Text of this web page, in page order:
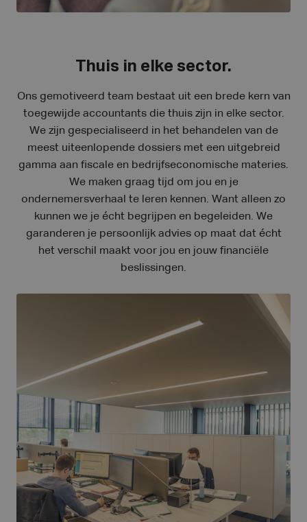
Thuis in elke sector.
Ons gemotiveerd team bestaat uit een brede kern van
toegewijde accountants die thuis zijn in elke sector.
We zijn gespecialiseerd in het behandelen van de
meest uiteenlopende dossiers met een uitgebreid
gamma aan fiscale en bedrijfseconomische materies.
We maken graag tijd om jou en je
ondernemersverhaal te leren kennen. Want alleen zo
kunnen we je écht begrijpen en begeleiden. We
garanderen je persoonlijk advies op maat dat écht
het verschil maakt voor jou en jouw financiële
beslissingen.